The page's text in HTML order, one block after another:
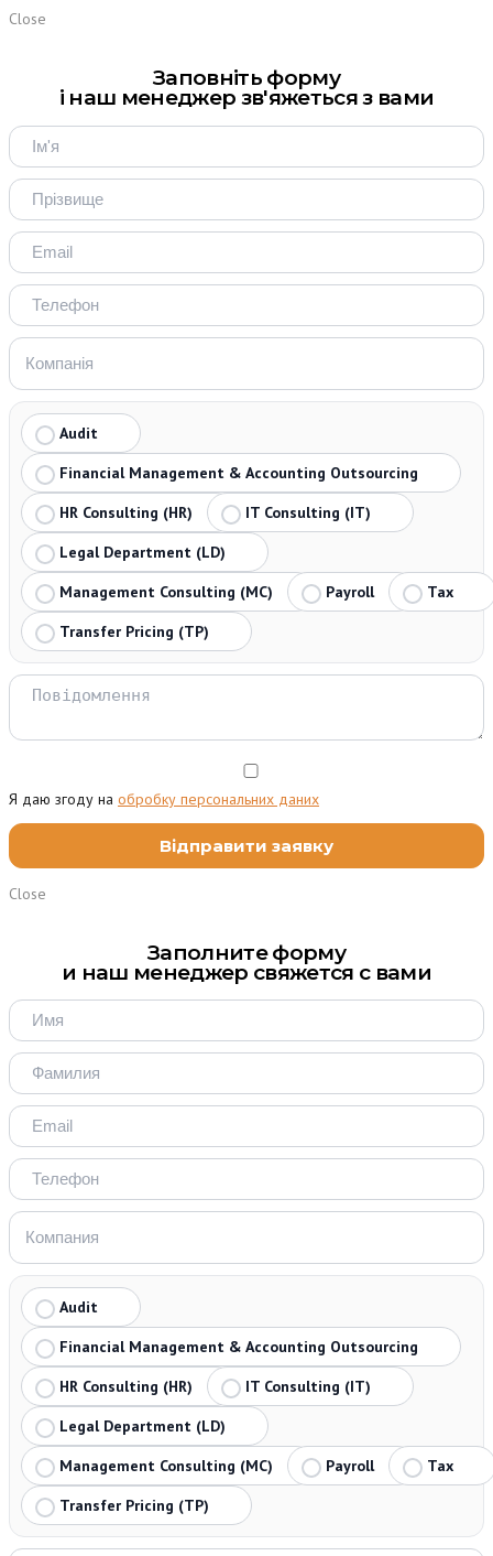
Close
Заповніть форму
і наш менеджер зв'яжеться з вами
Audit
Financial Management & Accounting Outsourcing
HR Consulting (HR)
IT Consulting (IT)
Legal Department (LD)
Management Consulting (MC)
Payroll
Tax
Transfer Pricing (TP)
Я даю згоду на обробку персональних даних
Close
Заполните форму
и наш менеджер свяжется с вами
Audit
Financial Management & Accounting Outsourcing
HR Consulting (HR)
IT Consulting (IT)
Legal Department (LD)
Management Consulting (MC)
Payroll
Tax
Transfer Pricing (TP)